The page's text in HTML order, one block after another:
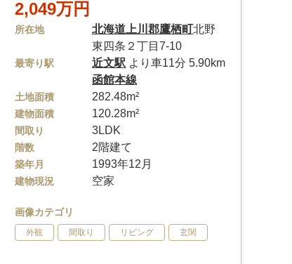
2,049万円
所在地 北海道 上川郡鷹栖町北野
東四条２丁目7-10
最寄り駅 近文駅 より車11分 5.90km
函館本線
土地面積 282.48m²
建物面積 120.28m²
間取り 3LDK
階数 2階建て
築年月 1993年12月
建物現況 空家
画像カテゴリ
外観 間取り リビング 玄関